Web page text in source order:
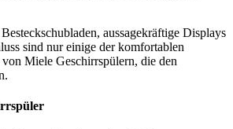
aussagekräftige Displays
sind nur einige der komfortablen
Miele Geschirrspülern, die den